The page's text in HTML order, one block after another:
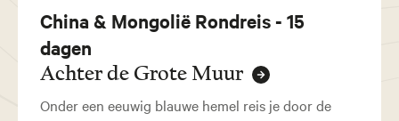
China & Mongolië Rondreis - 15
dagen
Achter de Grote Muur
Onder een eeuwig blauwe hemel reis je door de